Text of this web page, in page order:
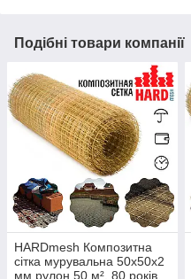
Подібні товари компанії
HARDmesh Композитна
сітка мурувальна 50х50х2
мм рулон 50 м². 80 років,